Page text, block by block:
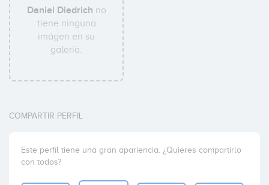
Daniel Diedrich no
tiene ninguna
imágen en su
galería.
COMPARTIR PERFIL
Este perfil tiene una gran apariencia. ¿Quieres compartirlo
con todos?